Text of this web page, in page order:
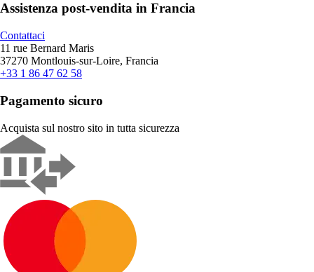
Assistenza post-vendita in Francia
Contattaci
11 rue Bernard Maris
37270 Montlouis-sur-Loire, Francia
+33 1 86 47 62 58
Pagamento sicuro
Acquista sul nostro sito in tutta sicurezza